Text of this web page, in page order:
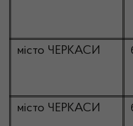
місто ЧЕРКАСИ
місто ЧЕРКАСИ